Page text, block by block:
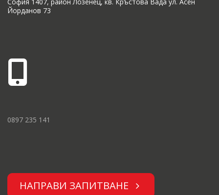
Йорданов 73
0897 235 141
НАПРАВИ ЗАПИТВАНЕ